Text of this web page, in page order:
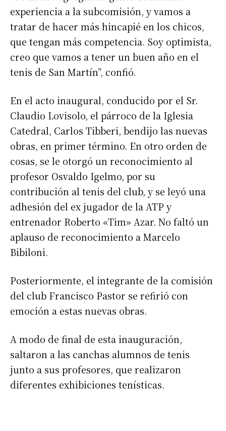
experiencia a la subcomisión, y vamos a
tratar de hacer más hincapié en los chicos,
que tengan más competencia. Soy optimista,
creo que vamos a tener un buen año en el
tenis de San Martín”, confió.
En el acto inaugural, conducido por el Sr.
Claudio Lovisolo, el párroco de la Iglesia
Catedral, Carlos Tibberi, bendijo las nuevas
obras, en primer término. En otro orden de
cosas, se le otorgó un reconocimiento al
profesor Osvaldo Igelmo, por su
contribución al tenis del club, y se leyó una
adhesión del ex jugador de la ATP y
entrenador Roberto «Tim» Azar. No faltó un
aplauso de reconocimiento a Marcelo
Bibiloni.
Posteriormente, el integrante de la comisión
del club Francisco Pastor se refirió con
emoción a estas nuevas obras.
A modo de final de esta inauguración,
saltaron a las canchas alumnos de tenis
junto a sus profesores, que realizaron
diferentes exhibiciones tenísticas.